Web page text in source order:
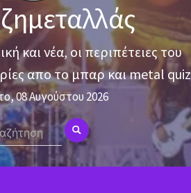
και νέα, οι περιπέτειες του
απο το μπαρ και metal quiz
08 Αυγούστου 2026